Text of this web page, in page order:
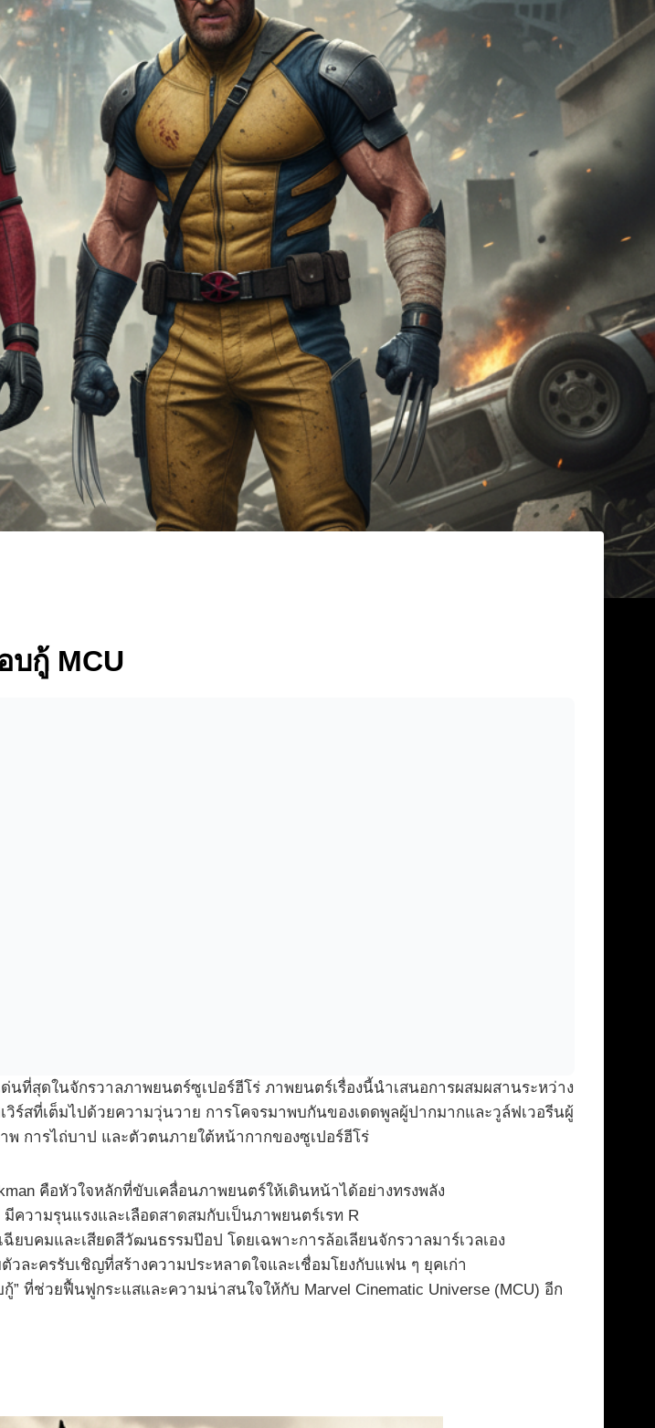
บกู้ MCU
นที่สุดในจักรวาลภาพยนตร์ซูเปอร์ฮีโร่ ภาพยนตร์เรื่องนี้นำเสนอการผสมผสานระหว่าง
ร์สที่เต็มไปด้วยความวุ่นวาย การโคจรมาพบกันของเดดพูลผู้ปากมากและวูล์ฟเวอรีนผู้
พ การไถ่บาป และตัวตนภายใต้หน้ากากของซูเปอร์ฮีโร่
คือหัวใจหลักที่ขับเคลื่อนภาพยนตร์ให้เดินหน้าได้อย่างทรงพลัง
ความรุนแรงและเลือดสาดสมกับเป็นภาพยนตร์เรท R
ยบคมและเสียดสีวัฒนธรรมป๊อป โดยเฉพาะการล้อเลียนจักรวาลมาร์เวลเอง
ละครรับเชิญที่สร้างความประหลาดใจและเชื่อมโยงกับแฟน ๆ ยุคเก่า
” ที่ช่วยฟื้นฟูกระแสและความน่าสนใจให้กับ Marvel Cinematic Universe (MCU) อีก